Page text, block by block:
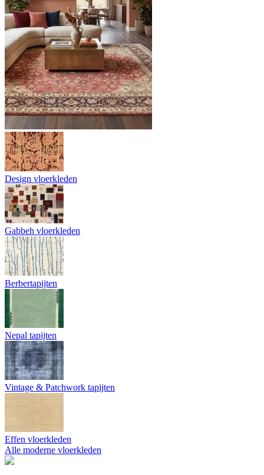
Design vloerkleden
Gabbeh vloerkleden
Berbertapijten
Nepal tapijten
Vintage & Patchwork tapijten
Effen vloerkleden
Alle moderne vloerkleden